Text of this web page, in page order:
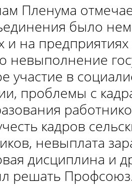
Пленума
было
и на предприятиях
невыполнение
участие в
проблемы с
кадров
невыплата
дисциплина и
решать